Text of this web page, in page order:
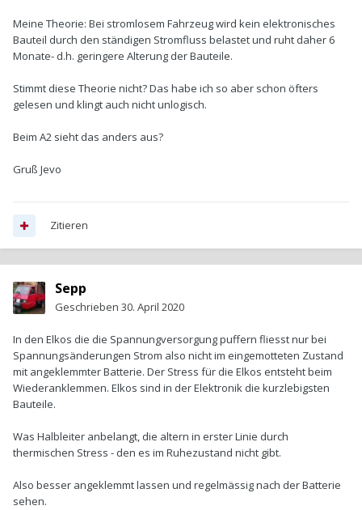
Meine Theorie: Bei stromlosem Fahrzeug wird kein elektronisches
Bauteil durch den ständigen Stromfluss belastet und ruht daher 6
Monate- d.h. geringere Alterung der Bauteile.
Stimmt diese Theorie nicht? Das habe ich so aber schon öfters
gelesen und klingt auch nicht unlogisch.
Beim A2 sieht das anders aus?
Gruß Jevo
Zitieren
Sepp
Geschrieben 30. April 2020
In den Elkos die die Spannungversorgung puffern fliesst nur bei
Spannungsänderungen Strom also nicht im eingemotteten Zustand
mit angeklemmter Batterie. Der Stress für die Elkos entsteht beim
Wiederanklemmen. Elkos sind in der Elektronik die kurzlebigsten
Bauteile.
Was Halbleiter anbelangt, die altern in erster Linie durch
thermischen Stress - den es im Ruhezustand nicht gibt.
Also besser angeklemmt lassen und regelmässig nach der Batterie
sehen.